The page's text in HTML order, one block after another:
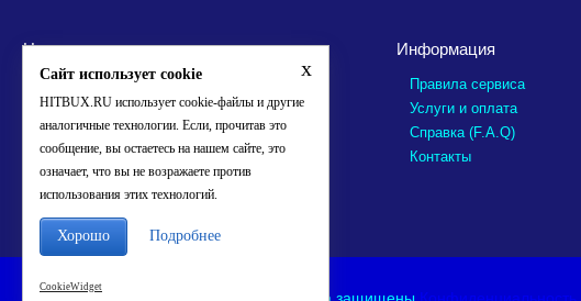
Новые пользователи Информация
Правила сервиса
Услуги и оплата
Справка (F.A.Q)
Контакты
HITBUX.RU © 2012 - 2026 Все права защищены Конфиденциальность
x
Сайт использует cookie
HITBUX.RU использует cookie-файлы и другие
аналогичные технологии. Если, прочитав это
сообщение, вы остаетесь на нашем сайте, это
означает, что вы не возражаете против
использования этих технологий.
Хорошо Подробнее
CookieWidget